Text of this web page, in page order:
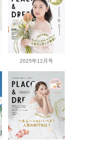
2025年12月号